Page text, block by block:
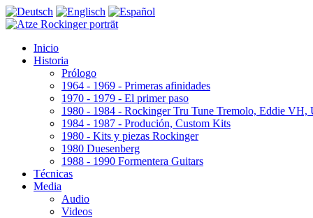
Inicio
Historia
Prólogo
1964 - 1969 - Primeras afinidades
1970 - 1979 - El primer paso
1980 - 1984 - Rockinger Tru Tune Tremolo, Eddie VH,
1984 - 1987 - Produción, Custom Kits
1980 - Kits y piezas Rockinger
1980 Duesenberg
1988 - 1990 Formentera Guitars
Técnicas
Media
Audio
Videos